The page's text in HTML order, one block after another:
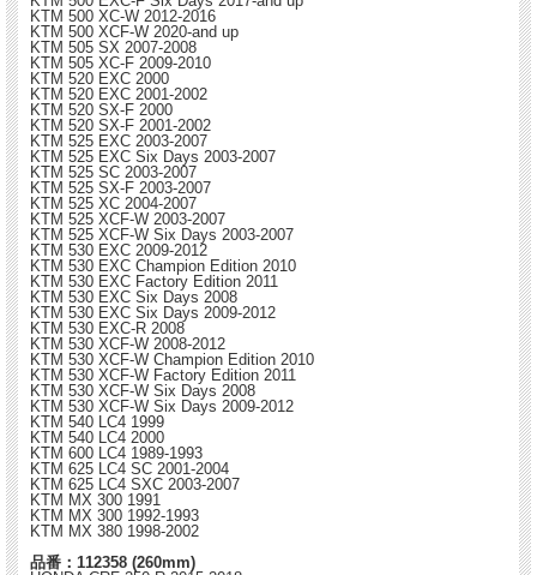
KTM 500 XC-W 2012-2016
KTM 500 XCF-W 2020-and up
KTM 505 SX 2007-2008
KTM 505 XC-F 2009-2010
KTM 520 EXC 2000
KTM 520 EXC 2001-2002
KTM 520 SX-F 2000
KTM 520 SX-F 2001-2002
KTM 525 EXC 2003-2007
KTM 525 EXC Six Days 2003-2007
KTM 525 SC 2003-2007
KTM 525 SX-F 2003-2007
KTM 525 XC 2004-2007
KTM 525 XCF-W 2003-2007
KTM 525 XCF-W Six Days 2003-2007
KTM 530 EXC 2009-2012
KTM 530 EXC Champion Edition 2010
KTM 530 EXC Factory Edition 2011
KTM 530 EXC Six Days 2008
KTM 530 EXC Six Days 2009-2012
KTM 530 EXC-R 2008
KTM 530 XCF-W 2008-2012
KTM 530 XCF-W Champion Edition 2010
KTM 530 XCF-W Factory Edition 2011
KTM 530 XCF-W Six Days 2008
KTM 530 XCF-W Six Days 2009-2012
KTM 540 LC4 1999
KTM 540 LC4 2000
KTM 600 LC4 1989-1993
KTM 625 LC4 SC 2001-2004
KTM 625 LC4 SXC 2003-2007
KTM MX 300 1991
KTM MX 300 1992-1993
KTM MX 380 1998-2002
品番：112358 (260mm)